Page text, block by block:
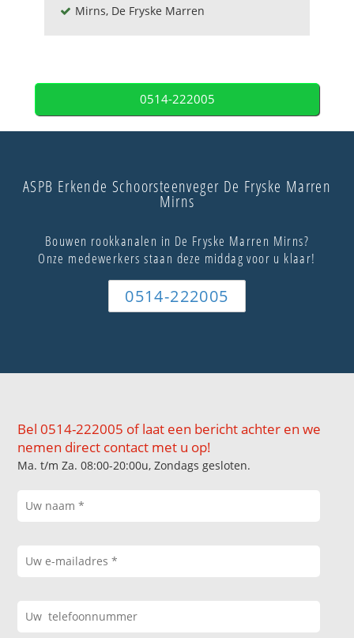
Mirns, De Fryske Marren
0514-222005
ASPB Erkende Schoorsteenveger De Fryske Marren
Mirns
Bouwen rookkanalen in De Fryske Marren Mirns?
Onze medewerkers staan deze middag voor u klaar!
0514-222005
Bel 0514-222005 of laat een bericht achter en we
nemen direct contact met u op!
Ma. t/m Za. 08:00-20:00u, Zondags gesloten.